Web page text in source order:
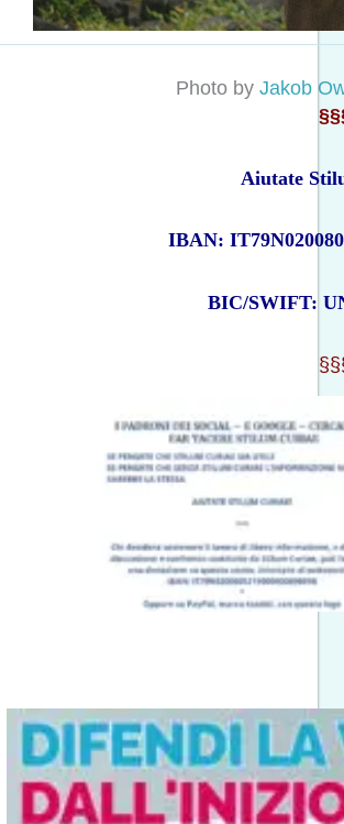
Photo by Jakob
Aiutate
IBAN:
BIC/SWIFT: